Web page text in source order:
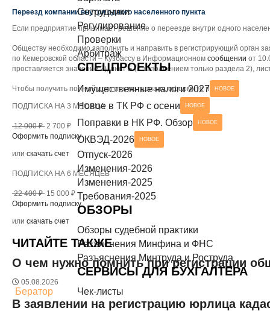
Разъяснения Минтруда и Роструда НОВОЕ
СЕРВИСЫ ДЛЯ БУХГАЛТЕРА
Чек-листы
Бератор
Сотрудники
Регулирование
Проверки
Арбитраж
СПЕЦПРОЕКТЫ
Имущественные налоги 2027 НОВОЕ
Новое в ТК РФ с осени НОВОЕ
Поправки в НК РФ. Обзор НОВОЕ
ОКВЭД-2026 НОВОЕ
Отпуск-2026
Изменения-2026
Изменения-2025
Требования-2025
ОБЗОРЫ
Обзоры судебной практики
Разъяснения Минфина и ФНС
Разъяснения Минтруда и Роструда
СЕРВИСЫ ДЛЯ БУХГАЛТЕРА
Чек-листы
Переезд компании внутри одного населенного пункта
Если предприятие принимает решение о переезде внутри одного
Обществу необходимо заполнить и направить в регистрирующий
по Кемеровской области – Кузбассу в Информационном сообщении от
проставляется значение 2), лист Б (с заполнением только раздела 2),
Чтобы получить полный доступ к материалу, оформите подписку
ПОДПИСКА НА 3 МЕСЯЦА
12 000 ₽ 2 700 ₽
Оформить подписку
или скачать счет
ПОДПИСКА НА 6 МЕСЯЦЕВ
22 400 ₽ 15 000 ₽
Оформить подписку
или скачать счет
ЧИТАЙТЕ ТАКЖЕ
О чем нужно помнить при регистрации
05.08.2026
В заявлении на регистрацию юрлица